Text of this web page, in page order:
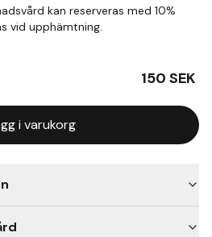
kan reserveras med 10%
vid upphämtning.
150 SEK
i varukorg